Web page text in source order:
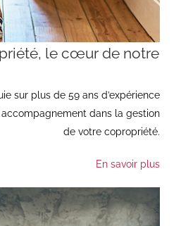
le cœur de notre
sur plus de 59 ans d’expérience
dans la gestion
de votre copropriété.
En savoir plus